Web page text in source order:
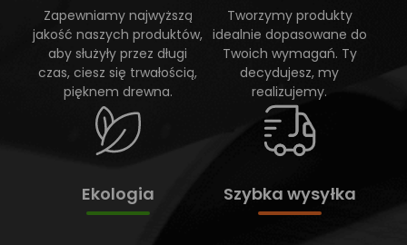
Zapewniamy najwyższą
jakość naszych produktów,
aby służyły przez długi
czas, ciesz się trwałością,
pięknem drewna.
Tworzymy produkty
idealnie dopasowane do
Twoich wymagań. Ty
decydujesz, my
realizujemy.
Ekologia Szybka wysyłka